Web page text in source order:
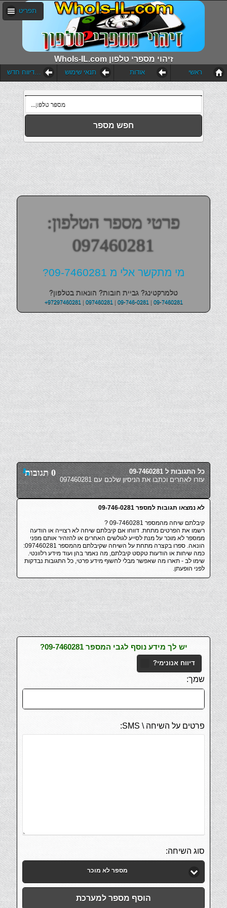
WhoIs-IL.com זיהוי מספרי טלפון
תפריט
הוסף דיווח חדש תנאי שימוש אודות ראשי
חפש מספר
פרטי מספר הטלפון:
097460281
מי מתקשר אלי מ 09-7460281?
טלמרקטינג? גביית חובות? הונאות בטלפון?
+97297460281| 097460281| 09-746-0281| 09-7460281
0 תגובות
כל התגובות ל 09-7460281
עזרו לאחרים וכתבו את הניסיון שלכם עם 097460281
לא נמצאו תגובות למספר 09-746-0281
קיבלתם שיחה מהמספר 09-7460281 ?
רשמו את הפרטים מתחת. דווחו אם קיבלתם שיחה לא רצוייה או הודעה
ממספר לא מוכר על מנת לסייע לגולשים האחרים או להזהיר אותם מפני
הונאה. ספרו בקצרה מתחת על השיחה שקיבלתם מהמספר 097460281:
כמה שיחות או הודעות טקסט קיבלתם, מה נאמר בהן ועוד מידע רלוונטי.
שימו לב - תארו מה שאפשר מבלי לחשוף מידע פרטי, כל התגובות נבדקות
לפני הופעתן.
יש לך מידע נוסף לגבי המספר 09-7460281?
דיווח אנונימי?
שמך:
פרטים על השיחה \ SMS:
סוג השיחה:
מספר לא מוכר
הוסף מספר למערכת